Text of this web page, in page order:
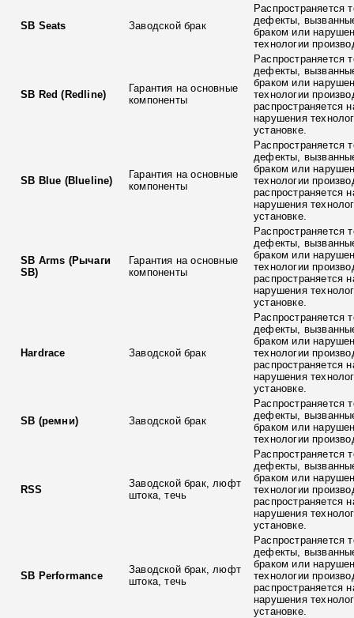
SB Seats Заводской брак
Распространяется
дефекты,
браком или
технологии
SB Red (Redline)
Гарантия на основные
компоненты
Распространяется
дефекты,
браком или
технологии
распространяется
нарушения
установке.
SB Blue (Blueline)
Гарантия на основные
компоненты
Распространяется
дефекты,
браком или
технологии
распространяется
нарушения
установке.
SB Arms (Рычаги
SB)
Гарантия на основные
компоненты
Распространяется
дефекты,
браком или
технологии
распространяется
нарушения
установке.
Hardrace Заводской брак
Распространяется
дефекты,
браком или
технологии
распространяется
нарушения
установке.
SB (ремни) Заводской брак
Распространяется
дефекты,
браком или
технологии
RSS
Заводской брак, люфт
штока, течь
Распространяется
дефекты,
браком или
технологии
распространяется
нарушения
установке.
SB Performance
Заводской брак, люфт
штока, течь
Распространяется
дефекты,
браком или
технологии
распространяется
нарушения
установке.